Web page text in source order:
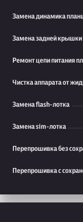
Замена динамика
Замена задней крышки
Ремонт цепи питания
Чистка аппарата от
Замена flash-лотка
Замена sim-лотка
Перепрошивка без
Перепрошивка с